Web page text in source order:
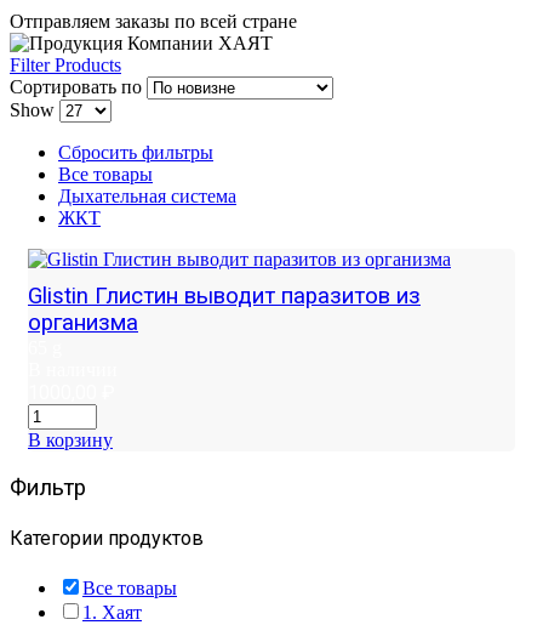
Отправляем заказы по всей стране
Filter Products
Сортировать по
Show
Сбросить фильтры
Все товары
Дыхательная система
ЖКТ
Glistin Глистин выводит паразитов из
организма
В корзину
Фильтр
Категории продуктов
Все товары
1. Хаят